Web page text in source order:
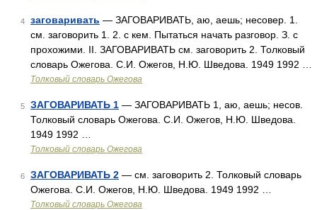
4 заговаривать — ЗАГОВАРИВАТЬ, аю, аешь; несовер. 1.
см. заговорить 1. 2. с кем. Пытаться начать разговор. З. с
прохожими. II. ЗАГОВАРИВАТЬ см. заговорить 2. Толковый
словарь Ожегова. С.И. Ожегов, Н.Ю. Шведова. 1949 1992 …
Толковый словарь Ожегова
5 ЗАГОВАРИВАТЬ 1 — ЗАГОВАРИВАТЬ 1, аю, аешь; несов.
Толковый словарь Ожегова. С.И. Ожегов, Н.Ю. Шведова.
1949 1992 …
Толковый словарь Ожегова
6 ЗАГОВАРИВАТЬ 2 — см. заговорить 2. Толковый словарь
Ожегова. С.И. Ожегов, Н.Ю. Шведова. 1949 1992 …
Толковый словарь Ожегова